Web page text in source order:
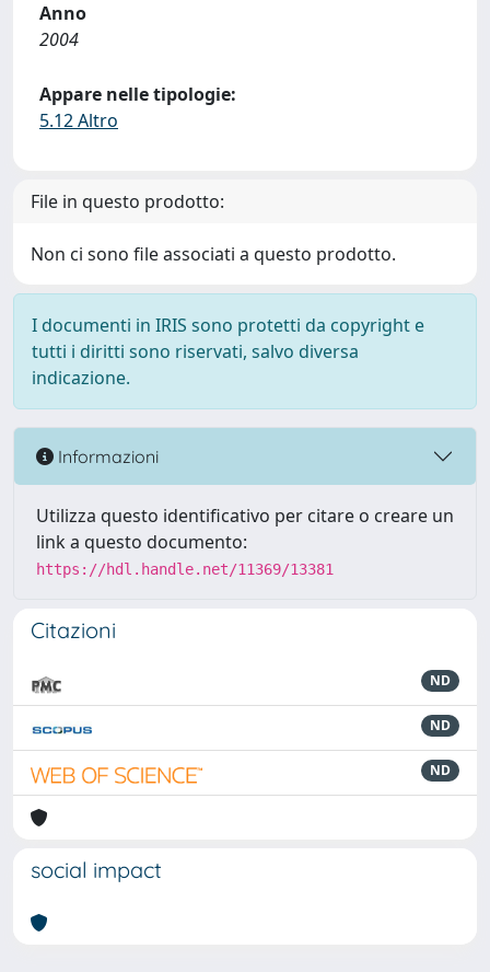
Anno
2004
Appare nelle tipologie:
5.12 Altro
File in questo prodotto:
Non ci sono file associati a questo prodotto.
I documenti in IRIS sono protetti da copyright e
tutti i diritti sono riservati, salvo diversa
indicazione.
Informazioni
Utilizza questo identificativo per citare o creare un
link a questo documento:
https://hdl.handle.net/11369/13381
Citazioni
ND
ND
ND
social impact